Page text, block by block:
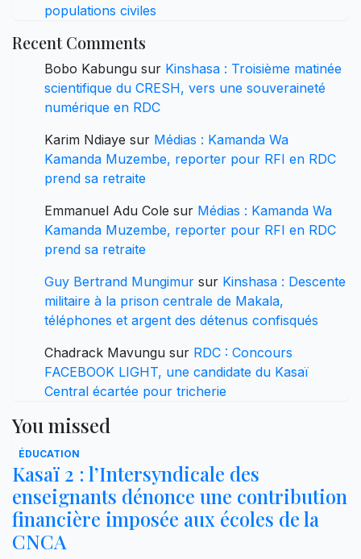
populations civiles
Recent Comments
Bobo Kabungu sur Kinshasa : Troisième matinée
scientifique du CRESH, vers une souveraineté
numérique en RDC
Karim Ndiaye sur Médias : Kamanda Wa
Kamanda Muzembe, reporter pour RFI en RDC
prend sa retraite
Emmanuel Adu Cole sur Médias : Kamanda Wa
Kamanda Muzembe, reporter pour RFI en RDC
prend sa retraite
Guy Bertrand Mungimur sur Kinshasa : Descente
militaire à la prison centrale de Makala,
téléphones et argent des détenus confisqués
Chadrack Mavungu sur RDC : Concours
FACEBOOK LIGHT, une candidate du Kasaï
Central écartée pour tricherie
You missed
ÉDUCATION
Kasaï 2 : l’Intersyndicale des
enseignants dénonce une contribution
financière imposée aux écoles de la
CNCA